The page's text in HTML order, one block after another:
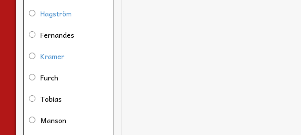
Hagström
Fernandes
Kramer
Furch
Tobias
Manson